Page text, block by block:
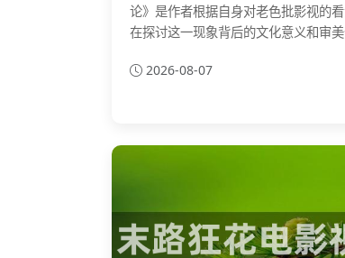
论》是作者根据自身对老色批影视的
在探讨这一现象背后的文化意义和审
2026-08-07